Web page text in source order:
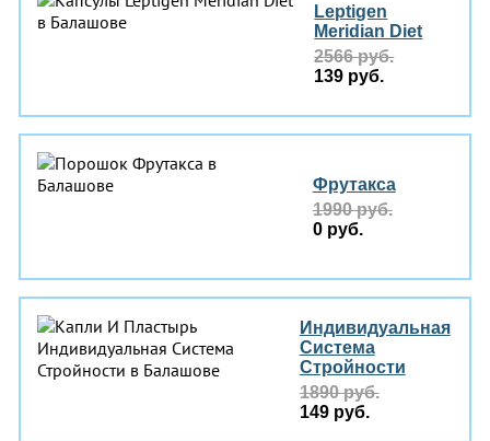
Leptigen
Meridian Diеt
2566 руб.
139 руб.
Фрутакса
1990 руб.
0 руб.
Индивидуальная
Система
Стройности
1890 руб.
149 руб.